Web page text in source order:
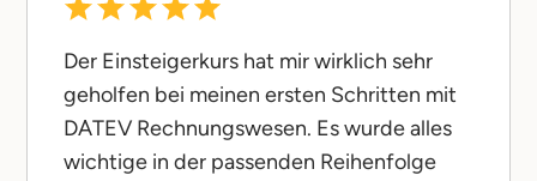
Der Einsteigerkurs hat mir wirklich sehr
geholfen bei meinen ersten Schritten mit
DATEV Rechnungswesen. Es wurde alles
wichtige in der passenden Reihenfolge